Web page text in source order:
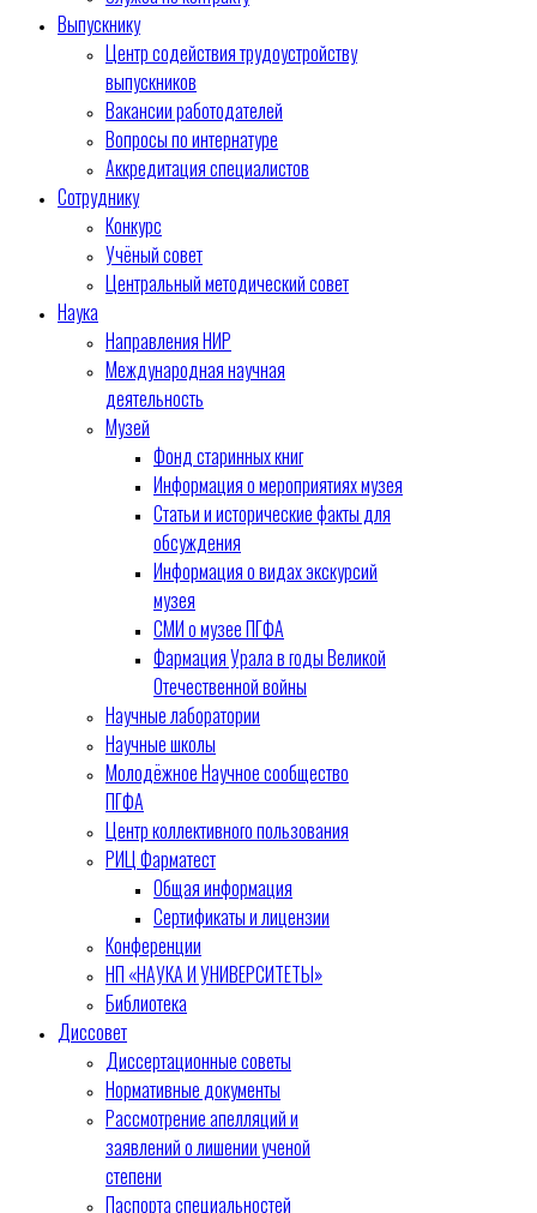
Выпускнику
Центр содействия трудоустройству
выпускников
Вакансии работодателей
Вопросы по интернатуре
Аккредитация специалистов
Сотруднику
Конкурс
Учёный совет
Центральный методический совет
Наука
Направления НИР
Международная научная
деятельность
Музей
Фонд старинных книг
Информация о мероприятиях музея
Статьи и исторические факты для
обсуждения
Информация о видах экскурсий
музея
СМИ о музее ПГФА
Фармация Урала в годы Великой
Отечественной войны
Научные лаборатории
Научные школы
Молодёжное Научное сообщество
ПГФА
Центр коллективного пользования
РИЦ Фарматест
Общая информация
Сертификаты и лицензии
Конференции
НП «НАУКА И УНИВЕРСИТЕТЫ»
Библиотека
Диссовет
Диссертационные советы
Нормативные документы
Рассмотрение апелляций и
заявлений о лишении ученой
степени
Паспорта специальностей